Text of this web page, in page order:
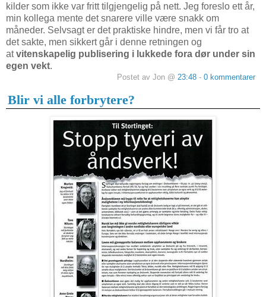
kilder som ikke var fritt tilgjengelig på nett. Jeg foreslo ett år,
min kollega mente det snarere ville være snakk om
måneder. Selvsagt er det praktiske hindre, men vi får tro at
det sakte, men sikkert går i denne retningen og
atvitenskapelig publisering i lukkede fora dør under sin
egen vekt.
Postet av Jon @ 23:48 - 0 kommentarer
Blir vi alle forbrytere?